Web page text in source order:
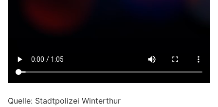
Quelle: Stadtpolizei Winterthur